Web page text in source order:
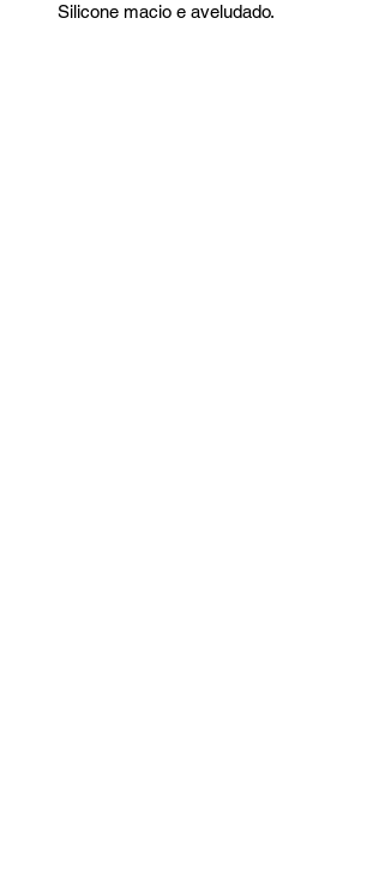
Silicone macio e aveludado.